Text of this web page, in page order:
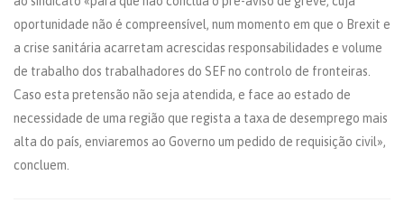
oportunidade não é compreensível, num momento em que o Brexit e
a crise sanitária acarretam acrescidas responsabilidades e volume
de trabalho dos trabalhadores do SEF no controlo de fronteiras.
Caso esta pretensão não seja atendida, e face ao estado de
necessidade de uma região que regista a taxa de desemprego mais
alta do país, enviaremos ao Governo um pedido de requisição civil»,
concluem.